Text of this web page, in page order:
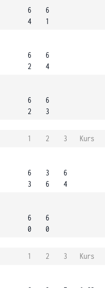
6
4
6
1
6
2
6
4
6
2
6
3
1 2 3
Kurs
6
3
3
6
6
4
6
0
6
0
1 2 3
Kurs